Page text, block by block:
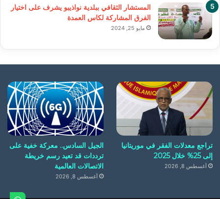
المستشار الثقافي ببلدية نواذيبو يشرف على اختيار
الفرق المشاركة لكاس العمدة
مايو 25, 2024
تراجع معدلات الفقر في موريتانيا
إلى 25% خلال 2025
أغسطس 8, 2026
الجيل السادس.. معركة خفية على
ترددات قد تعيد رسم خريطة
الاتصالات العالمية
أغسطس 8, 2026